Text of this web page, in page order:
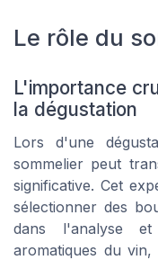
Le rôle du
L'importance
la dégustation
Lors d'une
sommelier peut
significative. Cet
sélectionner des
dans l'analyse et
aromatiques du